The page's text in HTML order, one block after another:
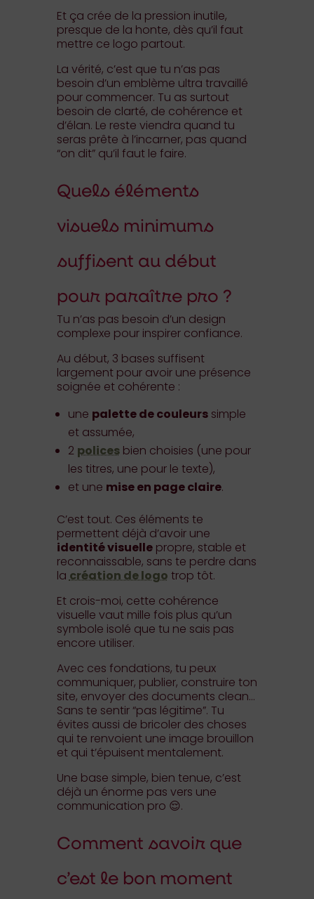
Et ça crée de la pression inutile,
presque de la honte, dès qu’il faut
mettre ce logo partout.
La vérité, c’est que tu n’as pas
besoin d’un emblème ultra travaillé
pour commencer. Tu as surtout
besoin de clarté, de cohérence et
d’élan. Le reste viendra quand tu
seras prête à l’incarner, pas quand
“on dit” qu’il faut le faire.
Quels éléments
visuels minimums
suffisent au début
pour paraître pro ?
Tu n’as pas besoin d’un design
complexe pour inspirer confiance.
Au début, 3 bases suffisent
largement pour avoir une présence
soignée et cohérente :
une palette de couleurssimple
et assumée,
2 policesbien choisies (une pour
les titres, une pour le texte),
et une mise en page claire.
C’est tout. Ces éléments te
permettent déjà d’avoir une
identité visuellepropre, stable et
reconnaissable, sans te perdre dans
lacréation de logo trop tôt.
Et crois-moi, cette cohérence
visuelle vaut mille fois plus qu’un
symbole isolé que tu ne sais pas
encore utiliser.
Avec ces fondations, tu peux
communiquer, publier, construire ton
site, envoyer des documents clean…
Sans te sentir “pas légitime”. Tu
évites aussi de bricoler des choses
qui te renvoient une image brouillon
et qui t’épuisent mentalement.
Une base simple, bien tenue, c’est
déjà un énorme pas vers une
communication pro 😌.
Comment savoir que
c’est le bon moment